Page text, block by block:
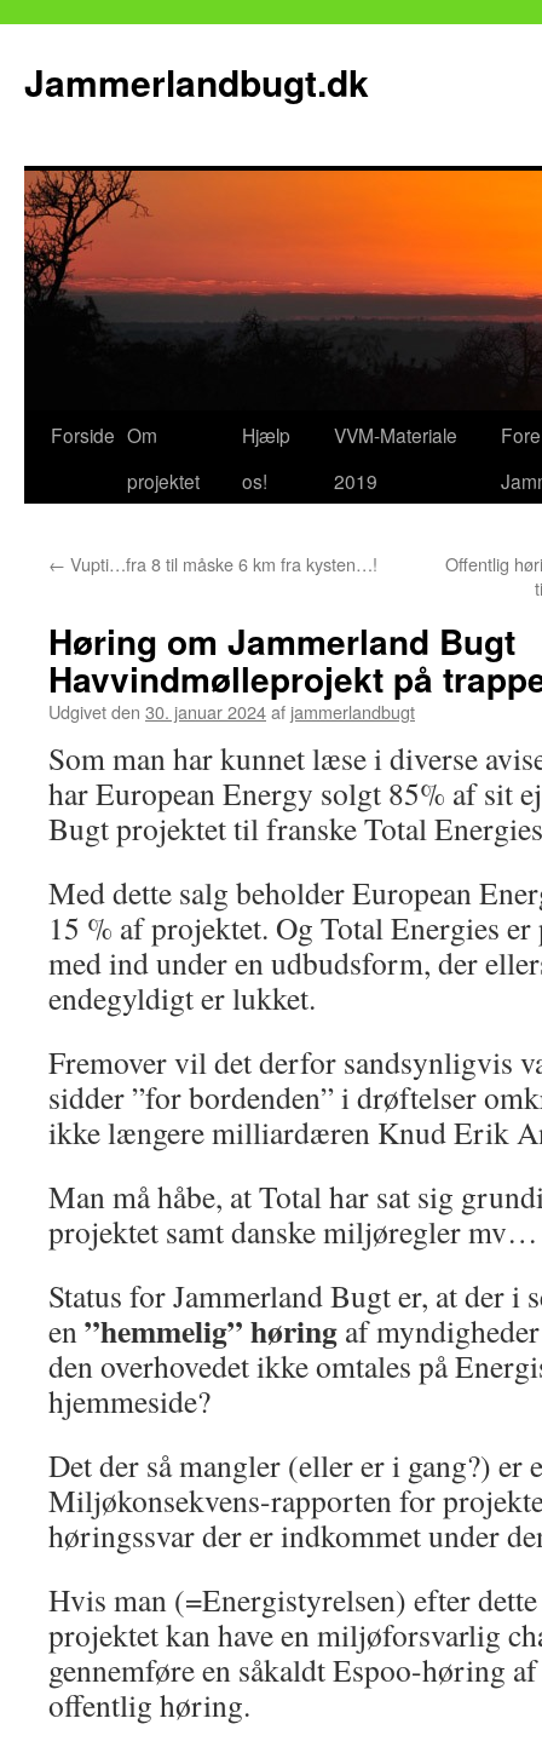
Jammerlandbugt.dk
Hop
Forside Om
projektet
Hjælp
os!
VVM-Materiale
2019
← Vupti…fra 8 til måske 6 km fra kysten…!
Offentlig
Høring om Jammerland Bugt
Havvindmølleprojekt på
Udgivet den 30. januar 2024af jammerlandbugt
Som man har kunnet læse i diverse
har European Energy solgt 85% af sit
Bugt projektet til franske Total
Med dette salg beholder European
15 % af projektet. Og Total Energies
med ind under en udbudsform, der
endegyldigt er lukket.
Fremover vil det derfor sandsynligvis
sidder ”for bordenden” i drøftelser
ikke længere milliardæren Knud Erik
Man må håbe, at Total har sat sig
projektet samt danske miljøregler mv…
Status for Jammerland Bugt er, at der i
en”hemmelig” høring af
den overhovedet ikke omtales på
hjemmeside?
Det der så mangler (eller er i gang?) er
Miljøkonsekvens-rapporten for
høringssvar der er indkommet under
Hvis man (=Energistyrelsen) efter
projektet kan have en miljøforsvarlig
gennemføre en såkaldt Espoo-høring
offentlig høring.